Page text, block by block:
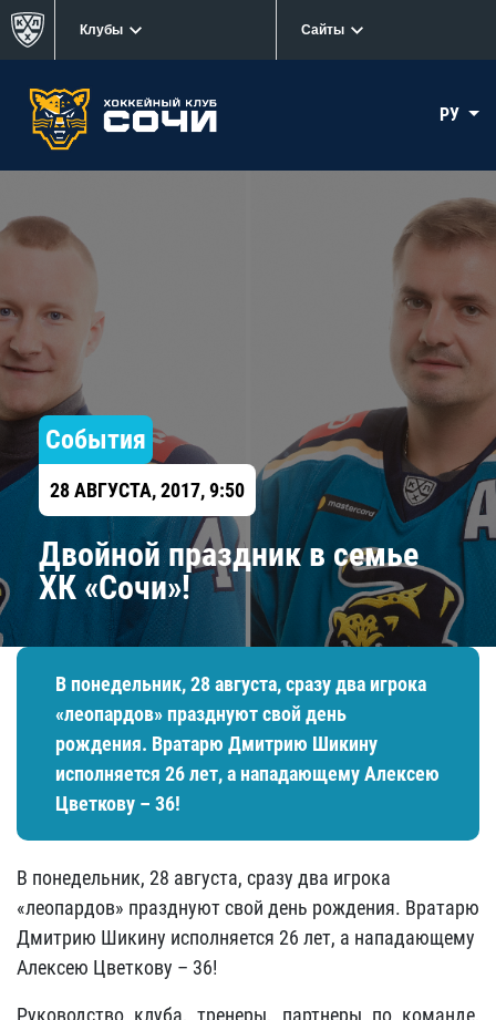
Клубы Сайты
РУ
События
28 АВГУСТА, 2017, 9:50
Двойной праздник в семье
ХК «Сочи»!
В понедельник, 28 августа, сразу два игрока
«леопардов» празднуют свой день
рождения. Вратарю Дмитрию Шикину
исполняется 26 лет, а нападающему Алексею
Цветкову – 36!
В понедельник, 28 августа, сразу два игрока
«леопардов» празднуют свой день рождения. Вратарю
Дмитрию Шикину исполняется 26 лет, а нападающему
Алексею Цветкову – 36!
Руководство клуба, тренеры, партнеры по команде,